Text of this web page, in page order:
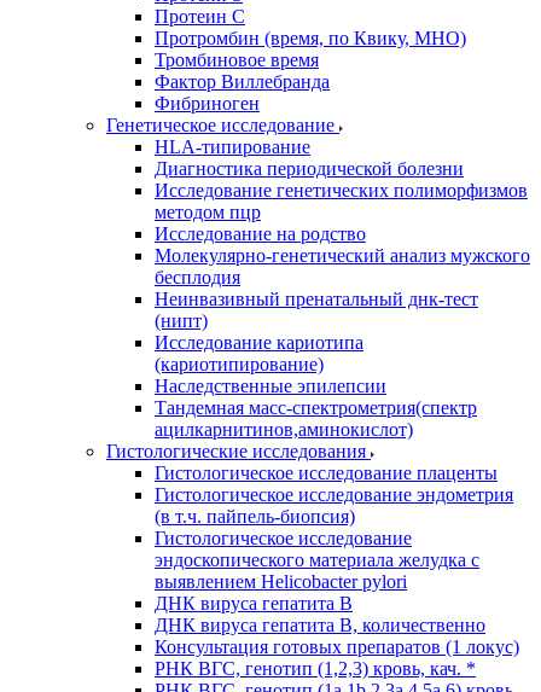
Протеин С
Протромбин (время, по Квику, МНО)
Тромбиновое время
Фактор Виллебранда
Фибриноген
Генетическое исследование
HLA-типирование
Диагностика периодической болезни
Исследование генетических полиморфизмов
методом пцр
Исследование на родство
Молекулярно-генетический анализ мужского
бесплодия
Неинвазивный пренатальный днк-тест
(нипт)
Исследование кариотипа
(кариотипирование)
Наследственные эпилепсии
Тандемная масс-спектрометрия(спектр
ацилкарнитинов,аминокислот)
Гистологические исследования
Гистологическое исследование плаценты
Гистологическое исследование эндометрия
(в т.ч. пайпель-биопсия)
Гистологическое исследование
эндоскопического материала желудка с
выявлением Helicobacter pylori
ДНК вируса гепатита B
ДНК вируса гепатита B, количественно
Консультация готовых препаратов (1 локус)
РНК ВГC, генотип (1,2,3) кровь, кач. *